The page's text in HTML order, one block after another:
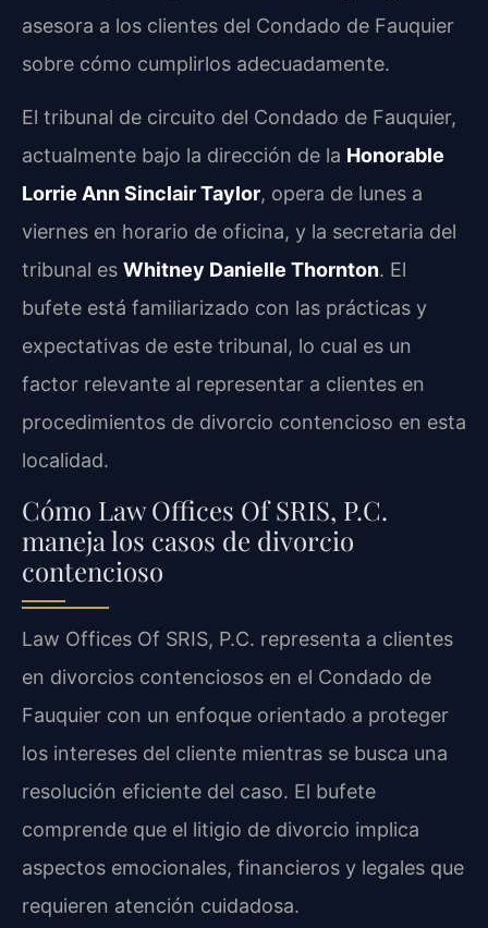
asesora a los clientes del Condado de Fauquier
sobre cómo cumplirlos adecuadamente.
El tribunal de circuito del Condado de Fauquier,
actualmente bajo la dirección de la Honorable
Lorrie Ann Sinclair Taylor, opera de lunes a
viernes en horario de oficina, y la secretaria del
tribunal es Whitney Danielle Thornton. El
bufete está familiarizado con las prácticas y
expectativas de este tribunal, lo cual es un
factor relevante al representar a clientes en
procedimientos de divorcio contencioso en esta
localidad.
Cómo Law Offices Of SRIS, P.C.
maneja los casos de divorcio
contencioso
Law Offices Of SRIS, P.C. representa a clientes
en divorcios contenciosos en el Condado de
Fauquier con un enfoque orientado a proteger
los intereses del cliente mientras se busca una
resolución eficiente del caso. El bufete
comprende que el litigio de divorcio implica
aspectos emocionales, financieros y legales que
requieren atención cuidadosa.